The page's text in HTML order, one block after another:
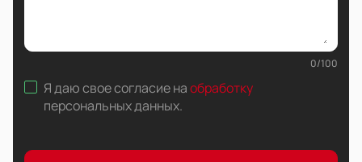
0/100
Я даю свое согласие наобработку
персональных данных.